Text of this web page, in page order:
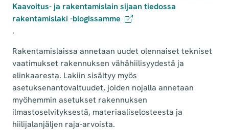
Kaavoitus- ja rakentamislain sijaan tiedossa
rakentamislaki -blogissamme
.
Rakentamislaissa annetaan uudet olennaiset tekniset
vaatimukset rakennuksen vähähiilisyydestä ja
elinkaaresta. Lakiin sisältyy myös
asetuksenantovaltuudet, joiden nojalla annetaan
myöhemmin asetukset rakennuksen
ilmastoselvityksestä, materiaaliselosteesta ja
hiilijalanjäljen raja-arvoista.